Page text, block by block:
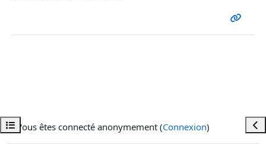
Ouvrir l’index du cours
Vous êtes connecté anonymement (Connexion)